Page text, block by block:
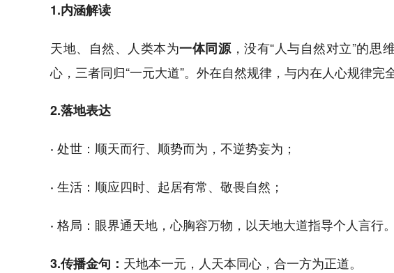
1.内涵解读
天地、自然、人类本为一体同源 ，没有“人与自然对立”的
心，三者同归“一元大道”。外在自然规律，与内在人心规律完
2.落地表达
· 处世：顺天而行、顺势而为，不逆势妄为；
· 生活：顺应四时、起居有常、敬畏自然；
· 格局：眼界通天地，心胸容万物，以天地大道指导个人言行。
3.传播金句： 天地本一元，人天本同心，合一方为正道。